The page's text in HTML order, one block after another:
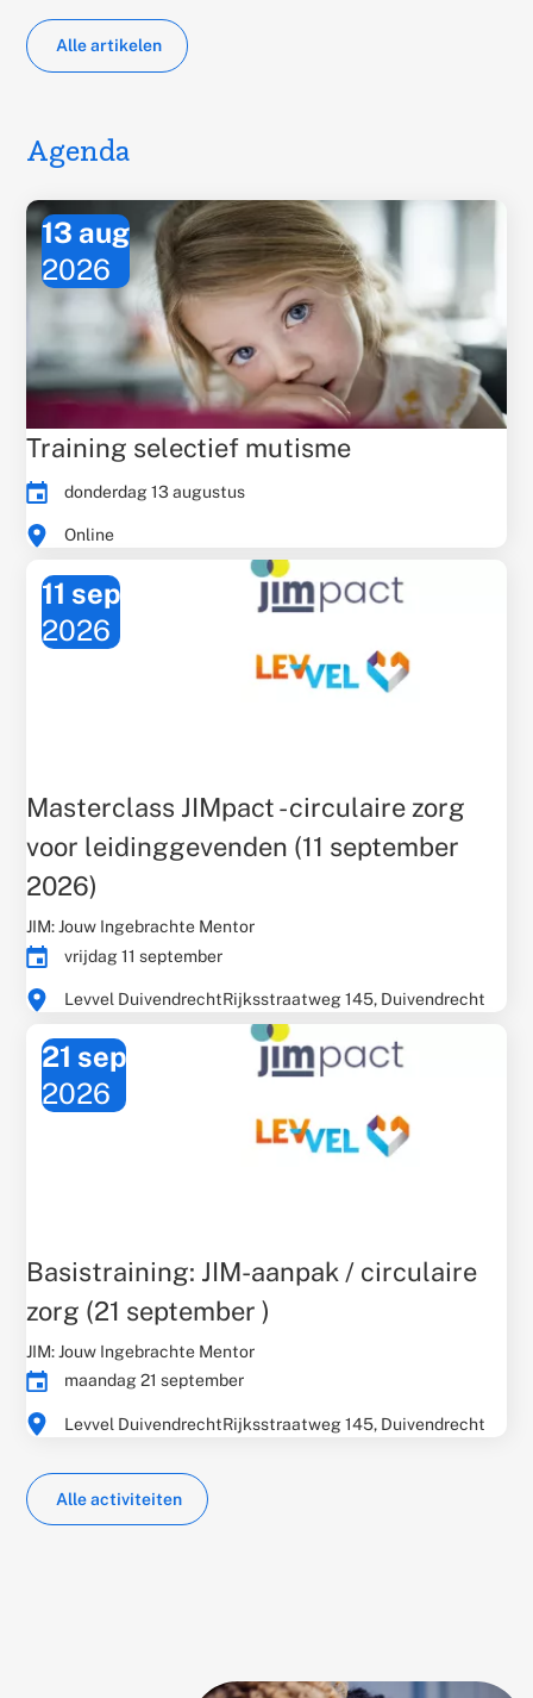
Alle artikelen
Agenda
Training selectief mutisme
Evenementdatum:
donderdag 13 augustus
Times:
Evenementlocatie:
Online
13 aug
2026
Masterclass JIMpact - circulaire zorg
voor leidinggevenden (11 september
2026)
Gerelateerd
thema:
JIM: Jouw Ingebrachte Mentor
Evenementdatum:
vrijdag 11 september
Times:
Evenementlocatie:
Levvel DuivendrechtRijksstraatweg 145, Duivendrecht
11 sep
2026
Basistraining: JIM-aanpak / circulaire
zorg (21 september )
Gerelateerd
thema:
JIM: Jouw Ingebrachte Mentor
Evenementdatum:
maandag 21 september
Times:
Evenementlocatie:
Levvel DuivendrechtRijksstraatweg 145, Duivendrecht
21 sep
2026
Alle activiteiten